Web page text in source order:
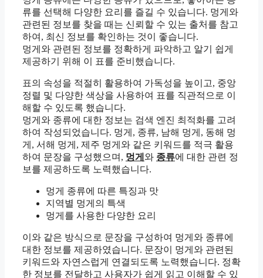
류를 선택해 다양한 요리를 즐길 수 있습니다. 멍게와
관련된 정보를 찾을 때는 신뢰할 수 있는 출처를 참고
하여, 최신 정보를 확인하는 것이 좋습니다.
멍게와 관련된 정보를 정확하게 파악하고 알기 쉽게
제공하기 위해 이 표를 준비했습니다.
표의 속성을 적절히 활용하여 가독성을 높이고, 중앙
정렬 및 다양한 색상을 사용하여 표를 직관적으로 이
해할 수 있도록 했습니다.
멍게와 종류에 대한 정보는 검색 엔진 최적화를 고려
하여 작성되었습니다. 멍게, 종류, 남해 멍게, 동해 멍
게, 서해 멍게, 제주 멍게와 같은 키워드를 적극 활용
하여 문장을 구성했으며, 멍게 와 종류에 대한 관련 정
보를 제공하도록 노력했습니다.
멍게 종류에 따른 특징과 맛
지역별 멍게의 특색
멍게를 사용한 다양한 요리
이와 같은 방식으로 문장을 구성하여 멍게와 종류에
대한 정보를 제공하였습니다. 문장이 멍게와 관련된
키워드와 자연스럽게 연결되도록 노력했습니다. 정확
한 정보를 전달하고 사용자가 쉽게 읽고 이해할 수 있